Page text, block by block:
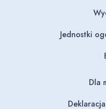
Jednostki
Dla